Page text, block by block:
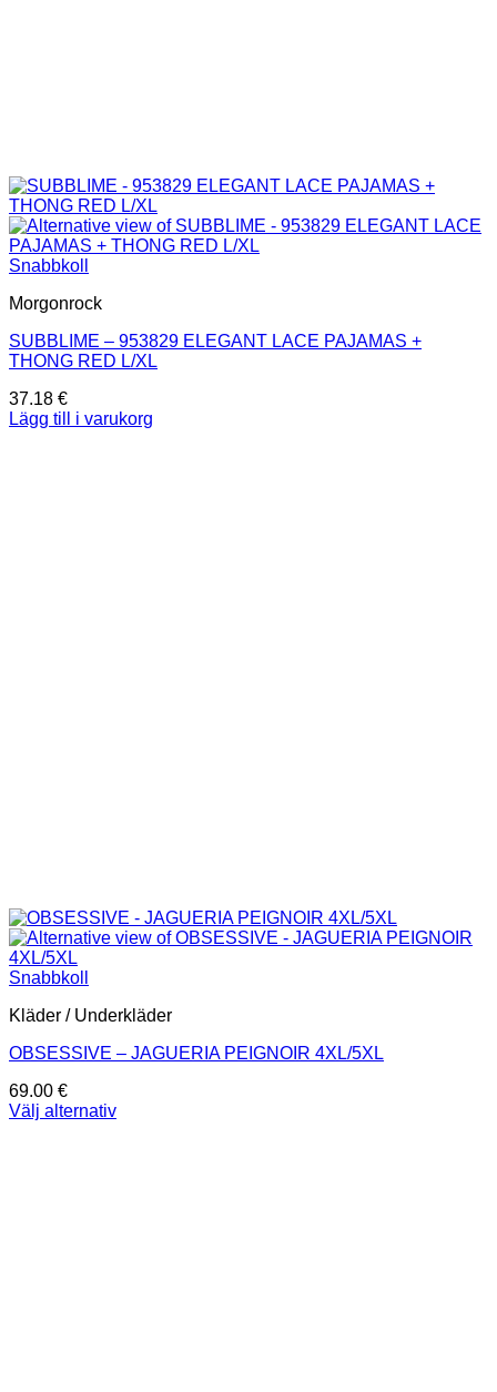
Snabbkoll
Morgonrock
SUBBLIME – 953829 ELEGANT LACE PAJAMAS +
THONG RED L/XL
37.18 €
Lägg till i varukorg
Snabbkoll
Kläder / Underkläder
OBSESSIVE – JAGUERIA PEIGNOIR 4XL/5XL
69.00 €
Välj alternativ